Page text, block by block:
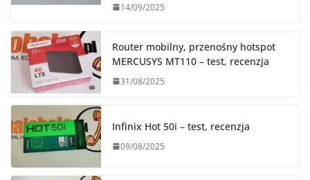
14/09/2025
Router mobilny, przenośny hotspot
MERCUSYS MT110 – test, recenzja
31/08/2025
Infinix Hot 50i – test, recenzja
09/08/2025